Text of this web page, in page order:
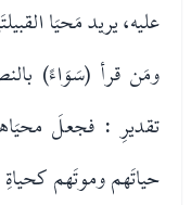
عليه، يريد مَحيَا
ومَن قرأ (سَوَاءً)
تقديرِ : فجعلَ
حياتَهم وموتَهم